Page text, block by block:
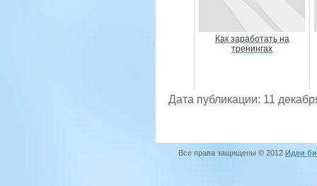
Как заработать на
тренингах
Дата публикации: 11
Все права защищены © 2012 Идеи